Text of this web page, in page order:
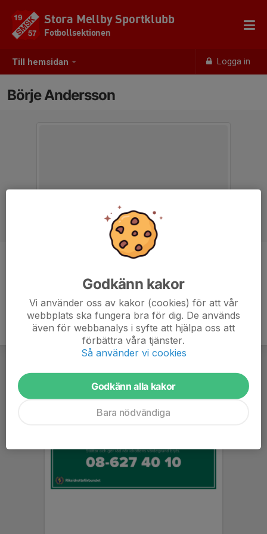
Till hemsidan Logga in
Stora Mellby Sportklubb
Fotbollsektionen
Börje Andersson
Godkänn kakor
Vi använder oss av kakor (cookies) för att vår
webbplats ska fungera bra för dig. De används
även för webbanalys i syfte att hjälpa oss att
förbättra våra tjänster.
Så använder vi cookies
Godkänn alla kakor
Bara nödvändiga